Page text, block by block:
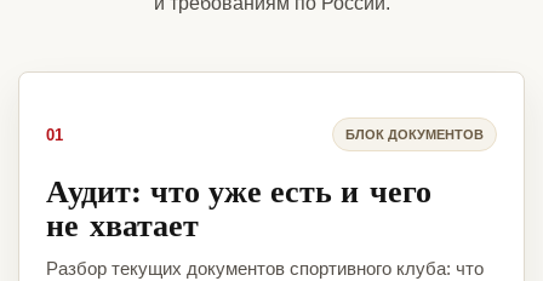
01 БЛОК ДОКУМЕНТОВ
Аудит: что уже есть и чего
не хватает
Разбор текущих документов спортивного клуба: что